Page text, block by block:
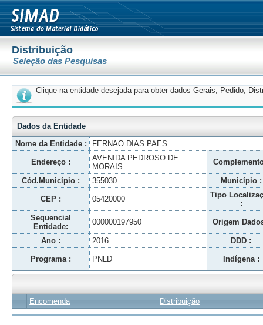
Distribuição
Seleção das Pesquisas
Clique na entidade desejada para obter dados Gerais, Pedido,
Dados da Entidade
Nome da Entidade :
FERNAO DIAS PAES
Endereço :
AVENIDA PEDROSO DE
MORAIS
Cód.Município : 355030 Município :
CEP : 05420000
Tipo
:
Sequencial
Entidade:
000000197950 Origem
Ano : 2016 DDD :
Programa : PNLD Indígena :
Encomenda Distribuição